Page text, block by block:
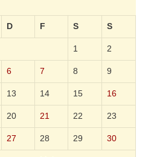
D F S S
1 2
6 7 8 9
13 14 15 16
20 21 22 23
27 28 29 30